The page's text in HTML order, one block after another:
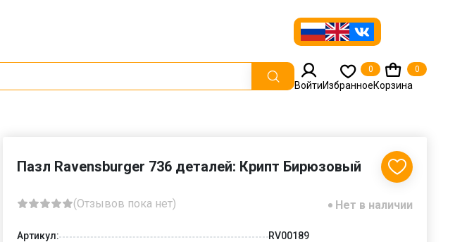
ВойтиИзбранное
0
Корзина
0
Пазл Ravensburger 736 деталей: Крипт Бирюзовый
(Отзывов пока нет) Нет в наличии
Артикул:
RV00189